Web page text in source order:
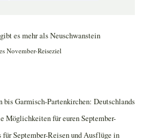
November-Reiseziel
bis Garmisch-Partenkirchen: Deutschlands
Möglichkeiten für euren September-
September-Reisen und Ausflüge in